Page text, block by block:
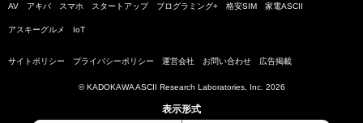
AV アキバ スマホ スタートアップ プログラミング+ 格安SIM 家電ASCII
アスキーグルメ IoT
サイトポリシー プライバシーポリシー 運営会社 お問い合わせ 広告掲載
© KADOKAWA ASCII Research Laboratories, Inc. 2026
表示形式